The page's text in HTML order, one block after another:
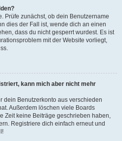
Prüfe zunächst, ob dein Benutzername
dies der Fall ist, wende dich an einen
dass du nicht gesperrt wurdest. Es ist
mit der Website vorliegt,
kann mich aber nicht mehr
dein Benutzerkonto aus verschieden
Außerdem löschen viele Boards
Zeit keine Beiträge geschrieben haben,
Registriere dich einfach erneut und